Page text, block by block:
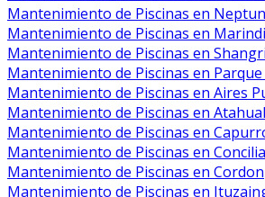
Mantenimiento de Piscinas en
Mantenimiento de Piscinas en
Mantenimiento de Piscinas en
Mantenimiento de Piscinas en
Mantenimiento de Piscinas en Aires
Mantenimiento de Piscinas en
Mantenimiento de Piscinas en
Mantenimiento de Piscinas en
Mantenimiento de Piscinas en Cordon
Mantenimiento de Piscinas en